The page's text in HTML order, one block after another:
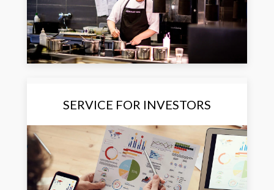
SERVICE FOR INVESTORS